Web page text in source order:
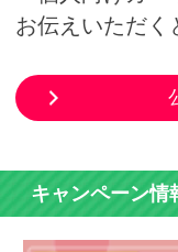
お伝えいただく
キャンペーン情